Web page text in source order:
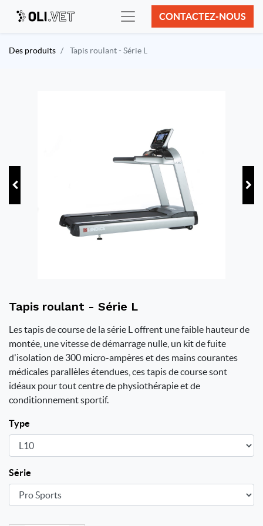
CONTACTEZ-NOUS
Des produits Tapis roulant - Série L
Tapis roulant - Série L
Les tapis de course de la série L offrent une faible hauteur de
montée, une vitesse de démarrage nulle, un kit de fuite
d'isolation de 300 micro-ampères et des mains courantes
médicales parallèles étendues, ces tapis de course sont
idéaux pour tout centre de physiothérapie et de
conditionnement sportif.
Type
Série